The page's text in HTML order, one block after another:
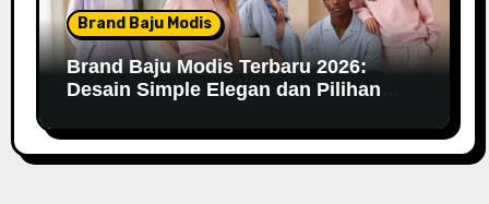
Brand Baju Modis
Brand Baju Modis Terbaru 2026:
Desain Simple Elegan dan Pilihan